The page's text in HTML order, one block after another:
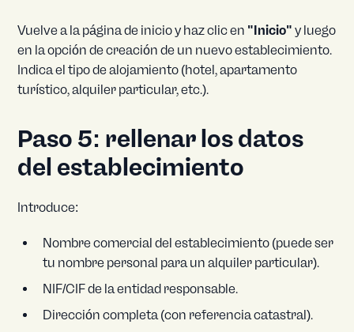
Vuelve a la página de inicio y haz clic en "Inicio" y luego
en la opción de creación de un nuevo establecimiento.
Indica el tipo de alojamiento (hotel, apartamento
turístico, alquiler particular, etc.).
Paso 5: rellenar los datos
del establecimiento
Introduce:
Nombre comercial del establecimiento (puede ser
tu nombre personal para un alquiler particular).
NIF/CIF de la entidad responsable.
Dirección completa (con referencia catastral).